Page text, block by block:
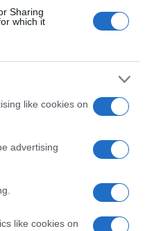
Sharing
which it
like cookies on
advertising
like cookies on
in